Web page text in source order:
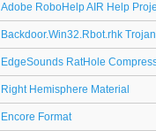
Adobe RoboHelp AIR Help
Backdoor.Win32.Rbot.rhk
EdgeSounds RatHole
Right Hemisphere Material
Encore Format